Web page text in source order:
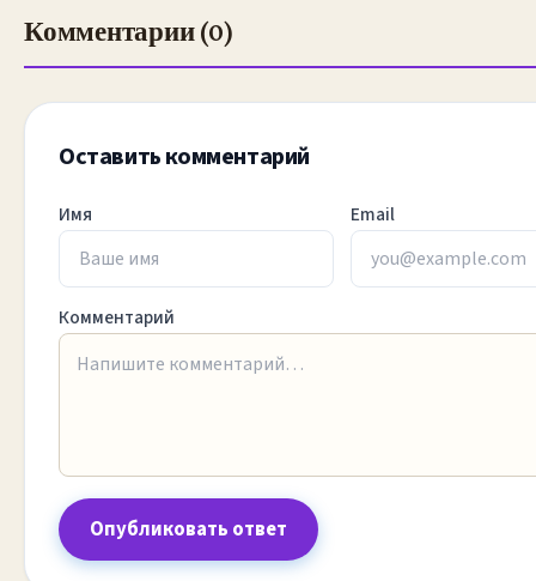
Комментарии (0)
Оставить комментарий
Имя Email
Комментарий
Опубликовать ответ